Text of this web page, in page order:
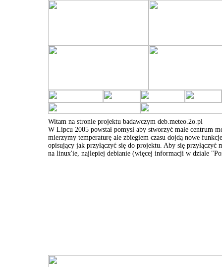
Witam na stronie projektu badawczym deb.meteo.2o.pl
W Lipcu 2005 powstał pomysł aby stworzyć małe centrum
mierzymy temperaturę ale zbiegiem czasu dojdą nowe
opisujący jak przyłączyć się do projektu. Aby się przyłączyć
na linux'ie, najlepiej debianie (więcej informacji w dziale